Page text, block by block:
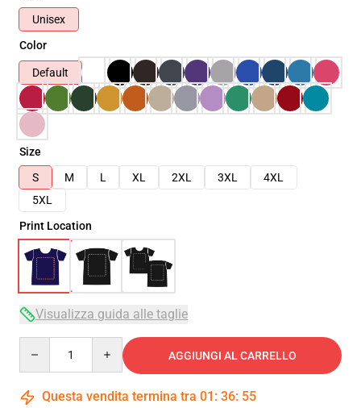
Unisex
Color
Default
Size
S
M L XL 2XL 3XL
4XL
5XL
Print Location
Visualizza guida alle taglie
AGGIUNGI AL CARRELLO
Questa vendita termina tra 01 : 36: 54